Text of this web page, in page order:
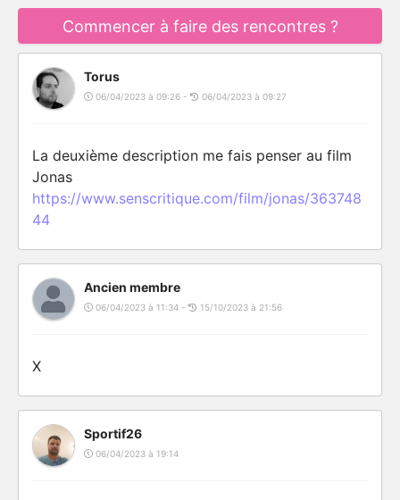
Commencer à faire des rencontres ?
Torus
06/04/2023 à 09:26 - 06/04/2023 à 09:27
La deuxième description me fais penser au film
Jonas
https://www.senscritique.com/film/jonas/363748
44
Ancien membre
06/04/2023 à 11:34 - 15/10/2023 à 21:56
X
Sportif26
06/04/2023 à 19:14